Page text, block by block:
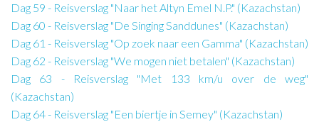
Dag 59 - Reisverslag "Naar het Altyn Emel N.P." (Kazachstan)
Dag 60 - Reisverslag "De Singing Sanddunes" (Kazachstan)
Dag 61 - Reisverslag "Op zoek naar een Gamma" (Kazachstan)
Dag 62 - Reisverslag "We mogen niet betalen" (Kazachstan)
Dag 63 - Reisverslag "Met 133 km/u over de weg"
(Kazachstan)
Dag 64 - Reisverslag "Een biertje in Semey" (Kazachstan)